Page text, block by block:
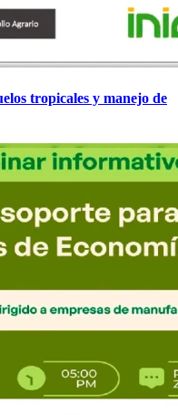
tropicales y manejo de